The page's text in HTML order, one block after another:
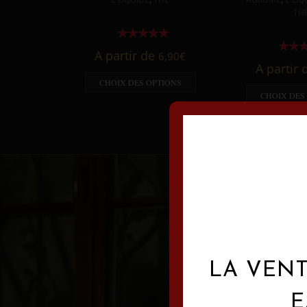
A partir de 6,90€
CHOIX DES OPTIONS
A partir
CHOIX DES
LA